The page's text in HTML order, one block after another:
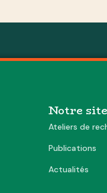
Notre site
Ateliers de
Publications
Actualités